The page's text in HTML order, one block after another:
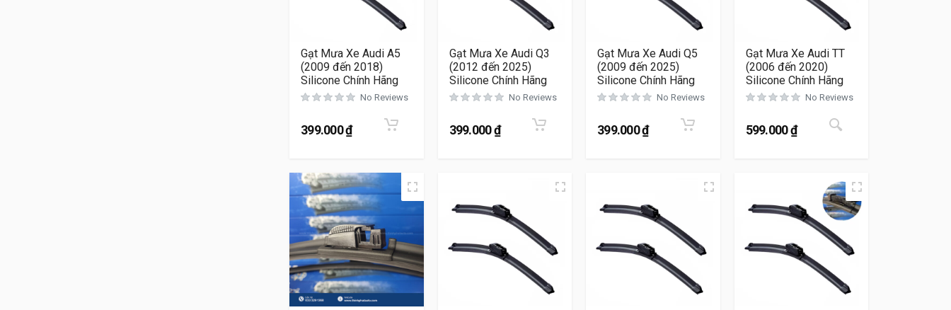
Gạt Mưa Xe Audi A5
(2009 đến 2018)
Silicone Chính Hãng
No Reviews
399.000₫
Gạt Mưa Xe Audi Q3
(2012 đến 2025)
Silicone Chính Hãng
No Reviews
399.000₫
Gạt Mưa Xe Audi Q5
(2009 đến 2025)
Silicone Chính Hãng
No Reviews
399.000₫
Gạt Mưa Xe Audi TT
(2006 đến 2020)
Silicone Chính Hãng
No Reviews
599.000₫